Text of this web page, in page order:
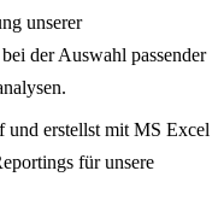
unserer
der Auswahl passender
und erstellst mit MS Excel
für unsere